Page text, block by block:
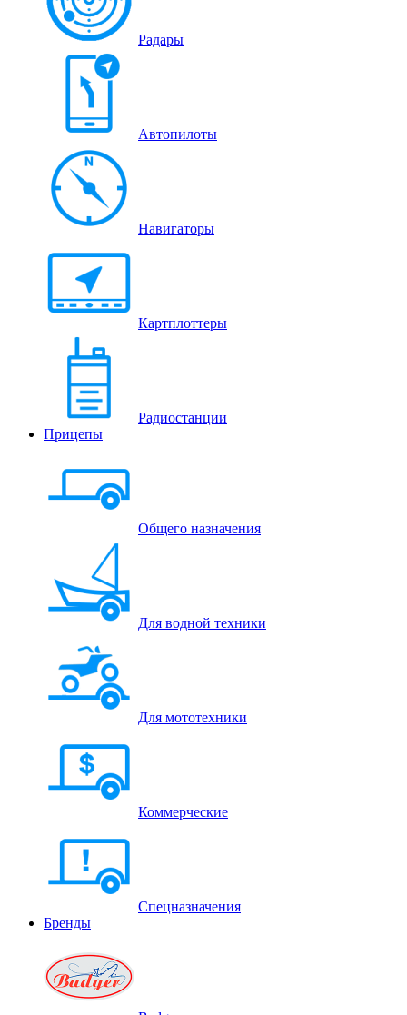
Радары
Автопилоты
Навигаторы
Картплоттеры
Радиостанции
Прицепы
Общего назначения
Для водной техники
Для мототехники
Коммерческие
Спецназначения
Бренды